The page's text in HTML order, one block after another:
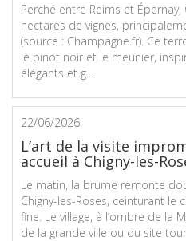
Perché entre Reims et
hectares de vignes,
(source : Champagne.fr). Ce
le pinot noir et le meunier,
élégants et g...
22/06/2026
L’art de la visite
accueil à Chigny-les-
Le matin, la brume remonte
Chigny-les-Roses, ceinturant
fine. Le village, à l’ombre de la
de la grande ville ou du site